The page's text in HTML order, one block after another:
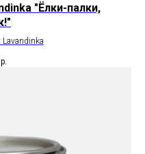
"Ёлки-палки,
Lavandinka
р.